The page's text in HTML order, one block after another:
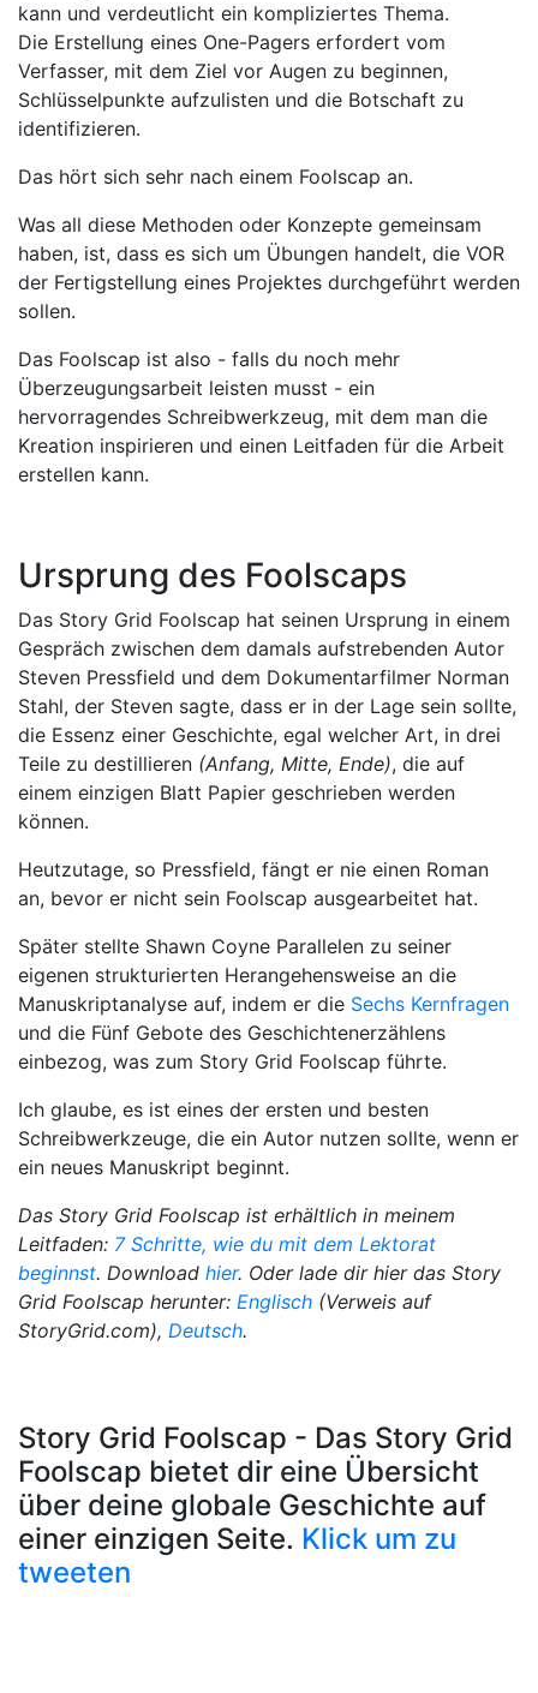
kann und verdeutlicht ein kompliziertes Thema.
Die Erstellung eines One-Pagers erfordert vom
Verfasser, mit dem Ziel vor Augen zu beginnen,
Schlüsselpunkte aufzulisten und die Botschaft zu
identifizieren.
Das hört sich sehr nach einem Foolscap an.
Was all diese Methoden oder Konzepte gemeinsam
haben, ist, dass es sich um Übungen handelt, die VOR
der Fertigstellung eines Projektes durchgeführt werden
sollen.
Das Foolscap ist also - falls du noch mehr
Überzeugungsarbeit leisten musst - ein
hervorragendes Schreibwerkzeug, mit dem man die
Kreation inspirieren und einen Leitfaden für die Arbeit
erstellen kann.
Ursprung des Foolscaps
Das Story Grid Foolscap hat seinen Ursprung in einem
Gespräch zwischen dem damals aufstrebenden Autor
Steven Pressfield und dem Dokumentarfilmer Norman
Stahl, der Steven sagte, dass er in der Lage sein sollte,
die Essenz einer Geschichte, egal welcher Art, in drei
Teile zu destillieren (Anfang, Mitte, Ende), die auf
einem einzigen Blatt Papier geschrieben werden
können.
Heutzutage, so Pressfield, fängt er nie einen Roman
an, bevor er nicht sein Foolscap ausgearbeitet hat.
Später stellte Shawn Coyne Parallelen zu seiner
eigenen strukturierten Herangehensweise an die
Manuskriptanalyse auf, indem er die Sechs Kernfragen
und die Fünf Gebote des Geschichtenerzählens
einbezog, was zum Story Grid Foolscap führte.
Ich glaube, es ist eines der ersten und besten
Schreibwerkzeuge, die ein Autor nutzen sollte, wenn er
ein neues Manuskript beginnt.
Das Story Grid Foolscap ist erhältlich in meinem
Leitfaden: 7 Schritte, wie du mit dem Lektorat
beginnst. Download hier. Oder lade dir hier das Story
Grid Foolscap herunter: Englisch (Verweis auf
StoryGrid.com), Deutsch.
Story Grid Foolscap - Das Story Grid
Foolscap bietet dir eine Übersicht
über deine globale Geschichte auf
einer einzigen Seite. Klick um zu
tweeten